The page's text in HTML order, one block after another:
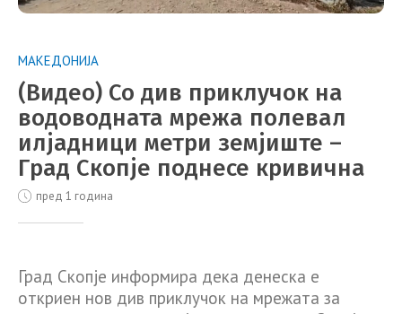
МАКЕДОНИЈА
(Видео) Со див приклучок на
водоводната мрежа полевал
илјадници метри земјиште –
Град Скопје поднесе кривична
пред 1 година
Град Скопје информира дека денеска е
откриен нов див приклучок на мрежата за